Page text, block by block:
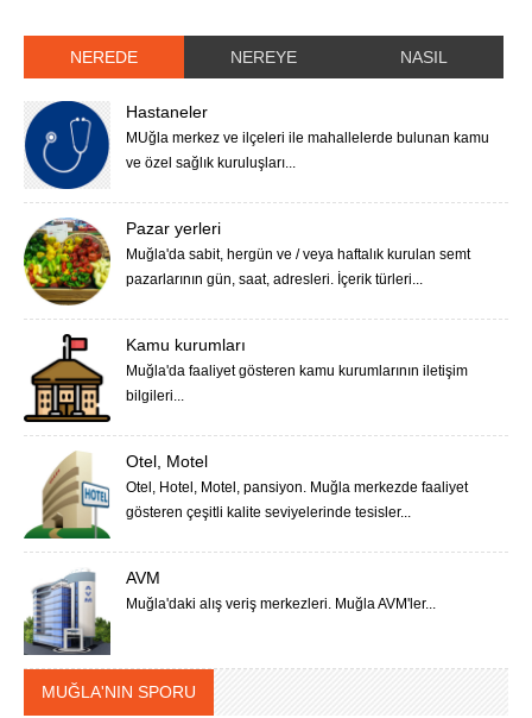
NEREDE NEREYE NASIL
Hastaneler
MUğla merkez ve ilçeleri ile mahallelerde bulunan kamu
ve özel sağlık kuruluşları...
Pazar yerleri
Muğla'da sabit, hergün ve / veya haftalık kurulan semt
pazarlarının gün, saat, adresleri. İçerik türleri...
Kamu kurumları
Muğla'da faaliyet gösteren kamu kurumlarının iletişim
bilgileri...
Otel, Motel
Otel, Hotel, Motel, pansiyon. Muğla merkezde faaliyet
gösteren çeşitli kalite seviyelerinde tesisler...
AVM
Muğla'daki alış veriş merkezleri. Muğla AVM'ler...
MUĞLA'NIN SPORU